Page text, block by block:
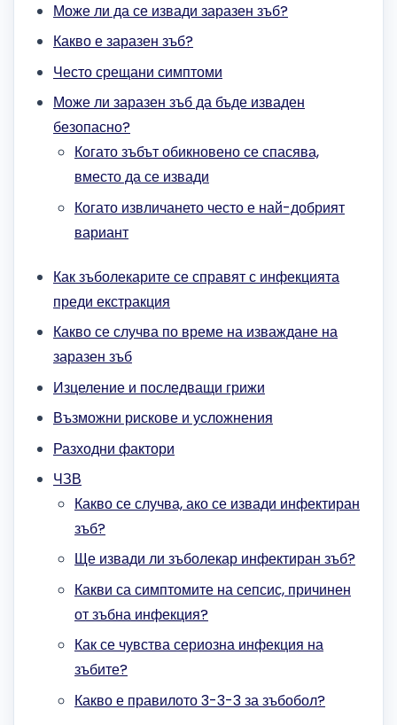
Може ли да се извади заразен зъб?
Какво е заразен зъб?
Често срещани симптоми
Може ли заразен зъб да бъде изваден
безопасно?
Когато зъбът обикновено се спасява,
вместо да се извади
Когато извличането често е най-добрият
вариант
Как зъболекарите се справят с инфекцията
преди екстракция
Какво се случва по време на изваждане на
заразен зъб
Изцеление и последващи грижи
Възможни рискове и усложнения
Разходни фактори
ЧЗВ
Какво се случва, ако се извади инфектиран
зъб?
Ще извади ли зъболекар инфектиран зъб?
Какви са симптомите на сепсис, причинен
от зъбна инфекция?
Как се чувства сериозна инфекция на
зъбите?
Какво е правилото 3-3-3 за зъбобол?